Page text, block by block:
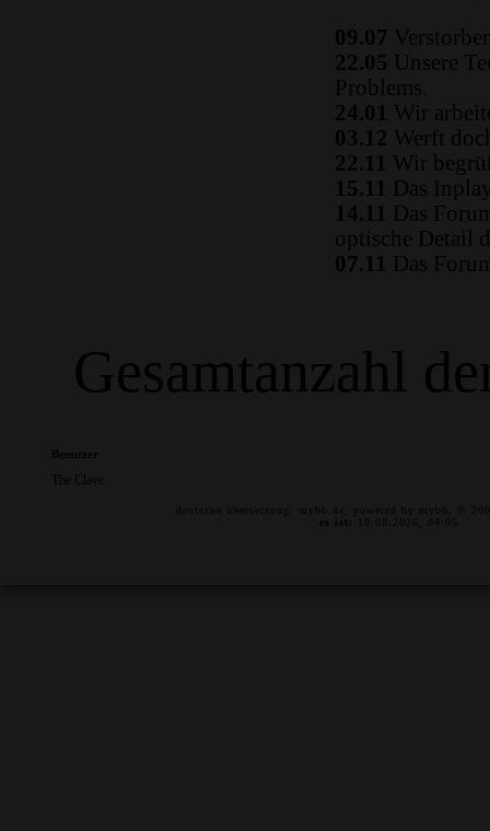
09.07
22.05 Unsere
Problems.
24.01 Wir
03.12 Werft
22.11 Wir
15.11 Das
14.11 Das
optische Detail
07.11 Das
Gesamtanzahl
Benutzer
The Clave
es ist:
10.08.2026, 04:05